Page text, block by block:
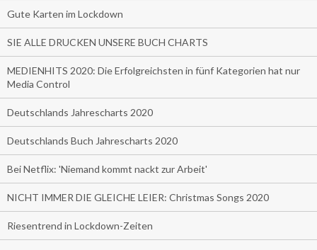
Gute Karten im Lockdown
SIE ALLE DRUCKEN UNSERE BUCH CHARTS
MEDIENHITS 2020: Die Erfolgreichsten in fünf Kategorien hat nur
Media Control
Deutschlands Jahrescharts 2020
Deutschlands Buch Jahrescharts 2020
Bei Netflix: 'Niemand kommt nackt zur Arbeit'
NICHT IMMER DIE GLEICHE LEIER: Christmas Songs 2020
Riesentrend in Lockdown-Zeiten